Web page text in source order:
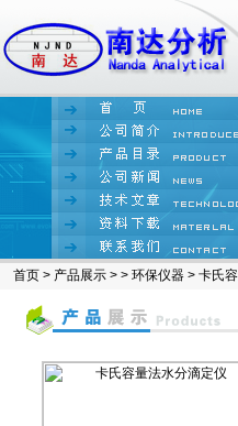
首页 > 产品展示 > > 环保仪器 > 卡氏